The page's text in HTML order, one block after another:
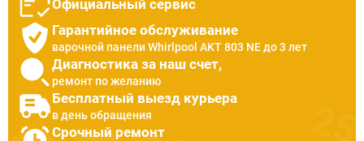
Официальный сервис
Гарантийное обслуживание
варочной панели Whirlpool AKT 803 NE до 3 лет
Диагностика за наш счет,
ремонт по желанию
Бесплатный выезд курьера
в день обращения
Срочный ремонт